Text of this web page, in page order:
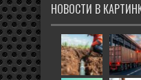
НОВОСТИ В